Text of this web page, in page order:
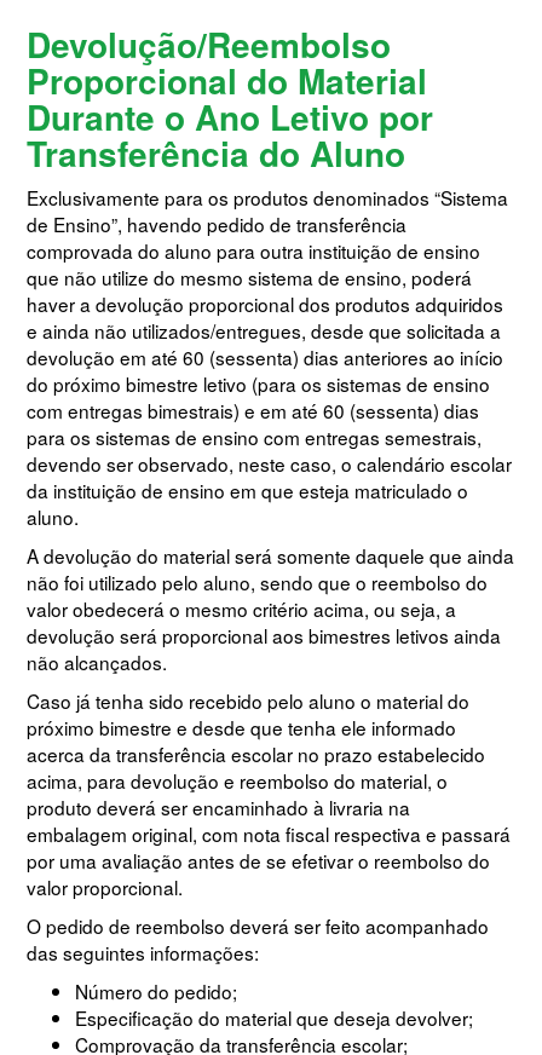
Devolução/Reembolso
Proporcional do Material
Durante o Ano Letivo por
Transferência do Aluno
Exclusivamente para os produtos denominados “Sistema
de Ensino”, havendo pedido de transferência
comprovada do aluno para outra instituição de ensino
que não utilize do mesmo sistema de ensino, poderá
haver a devolução proporcional dos produtos adquiridos
e ainda não utilizados/entregues, desde que solicitada a
devolução em até 60 (sessenta) dias anteriores ao início
do próximo bimestre letivo (para os sistemas de ensino
com entregas bimestrais) e em até 60 (sessenta) dias
para os sistemas de ensino com entregas semestrais,
devendo ser observado, neste caso, o calendário escolar
da instituição de ensino em que esteja matriculado o
aluno.
A devolução do material será somente daquele que ainda
não foi utilizado pelo aluno, sendo que o reembolso do
valor obedecerá o mesmo critério acima, ou seja, a
devolução será proporcional aos bimestres letivos ainda
não alcançados.
Caso já tenha sido recebido pelo aluno o material do
próximo bimestre e desde que tenha ele informado
acerca da transferência escolar no prazo estabelecido
acima, para devolução e reembolso do material, o
produto deverá ser encaminhado à livraria na
embalagem original, com nota fiscal respectiva e passará
por uma avaliação antes de se efetivar o reembolso do
valor proporcional.
O pedido de reembolso deverá ser feito acompanhado
das seguintes informações:
Número do pedido;
Especificação do material que deseja devolver;
Comprovação da transferência escolar;